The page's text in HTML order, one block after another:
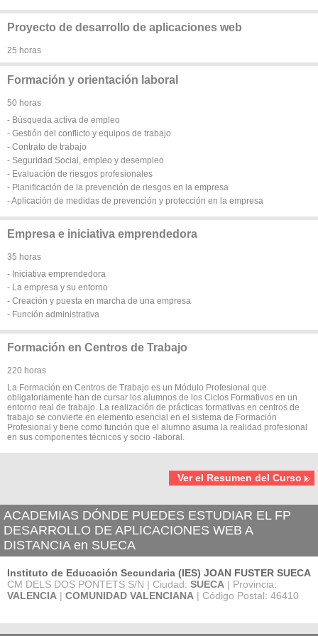
Proyecto de desarrollo de aplicaciones web
25 horas
Formación y orientación laboral
50 horas
- Búsqueda activa de empleo
- Gestión del conflicto y equipos de trabajo
- Contrato de trabajo
- Seguridad Social, empleo y desempleo
- Evaluación de riesgos profesionales
- Planificación de la prevención de riesgos en la empresa
- Aplicación de medidas de prevención y protección en la empresa
Empresa e iniciativa emprendedora
35 horas
- Iniciativa emprendedora
- La empresa y su entorno
- Creación y puesta en marcha de una empresa
- Función administrativa
Formación en Centros de Trabajo
220 horas
La Formación en Centros de Trabajo es un Módulo Profesional que
obligatoriamente han de cursar los alumnos de los Ciclos Formativos en un
entorno real de trabajo. La realización de prácticas formativas en centros de
trabajo se convierte en elemento esencial en el sistema de Formación
Profesional y tiene como función que el alumno asuma la realidad profesional
en sus componentes técnicos y socio -laboral.
Ver el Resumen del Curso
ACADEMIAS DÓNDE PUEDES ESTUDIAR EL FP
DESARROLLO DE APLICACIONES WEB A
DISTANCIA en SUECA
Instituto de Educación Secundaria (IES) JOAN FUSTER SUECA
CM DELS DOS PONTETS S/N | Ciudad: SUECA | Provincia:
VALENCIA | COMUNIDAD VALENCIANA | Código Postal: 46410